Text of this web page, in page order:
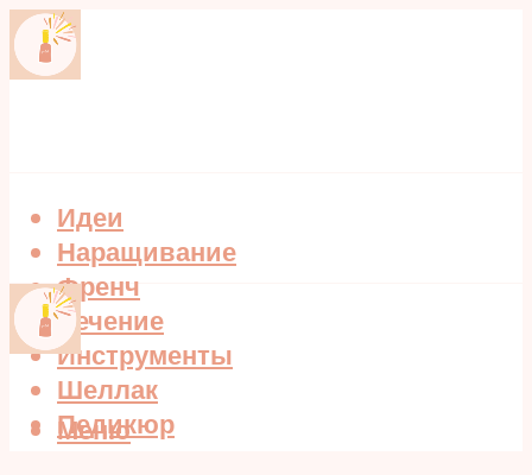
Идеи
Наращивание
Френч
Лечение
Инструменты
Шеллак
Педикюр
Меню